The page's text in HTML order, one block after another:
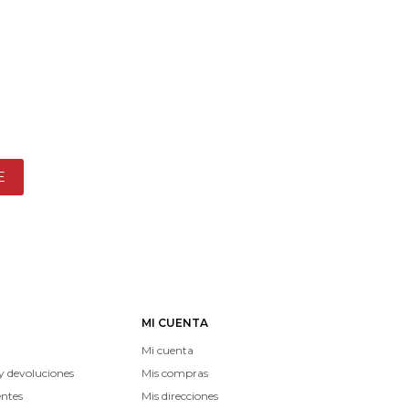
devoluciones
MI CUENTA
Mi cuenta
Mis compras
Mis direcciones